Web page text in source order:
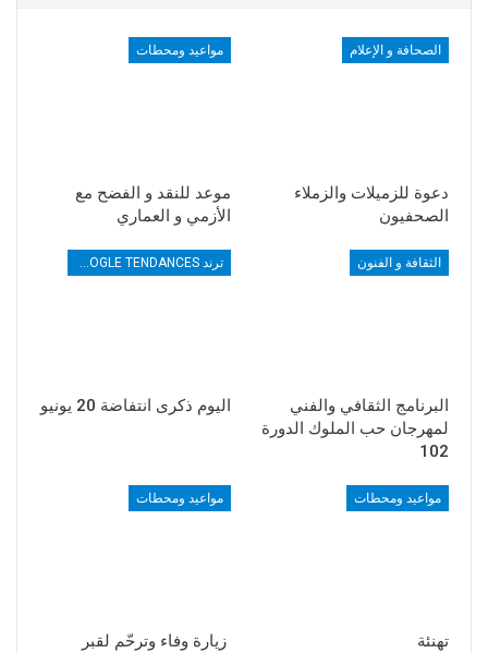
الصحافة و الإعلام
دعوة للزميلات والزملاء
الصحفيون
مواعيد ومحطات
موعد للنقد و الفضح مع
الأزمي و العماري
الثقافة و الفنون
البرنامج الثقافي والفني
لمهرجان حب الملوك الدورة
102
ترند TRENDS GOOGLE TENDANCES
اليوم ذكرى انتفاضة 20 يونيو
مواعيد ومحطات
تهنئة
مواعيد ومحطات
زيارة وفاء وترحّم لقبر